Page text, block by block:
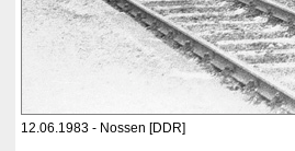
12.06.1983 - Nossen [DDR]